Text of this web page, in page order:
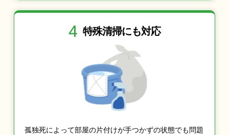
4 特殊清掃にも対応
孤独死によって部屋の片付けが手つかずの状態でも問題